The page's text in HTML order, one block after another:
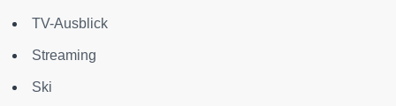
TV-Ausblick
Streaming
Ski